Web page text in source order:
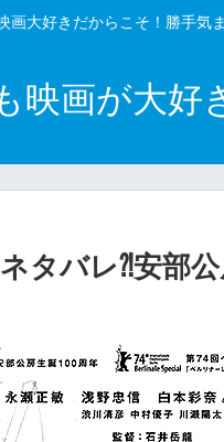
画大好きだからこそ！勝手
映画が大好
タバレ⁈安部